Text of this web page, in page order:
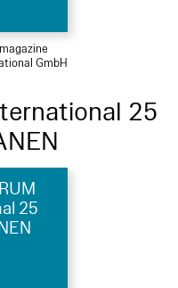
GmbH
25
25